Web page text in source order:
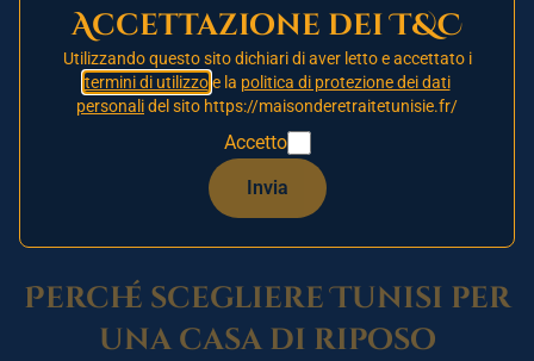
medicalizzata di riferimento nel cuore della capitale
tunisina. Grazie al nostropartner già attivo , accogliamo
anziani europei non autosufficienti in un contesto sicuro,
assistenza infermieristica 24 ore su 24epersonale
. Una soluzione fino al
rispetto a una casa di riposo in Italia, a poco
più di un’ora e mezza di volo.
Perché scegliere Tunisi per
una casa di riposo
Accettazione dei T&C
Utilizzando questo sito dichiari di aver letto e accettato i
termini di utilizzoe la politica di protezione dei dati
personalidel sito https://maisonderetraitetunisie.fr/
Accetto
Invia